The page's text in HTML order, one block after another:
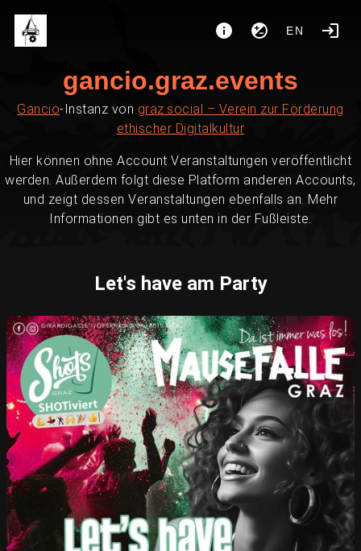
EN
gancio.graz.events
Gancio-Instanz von graz.social – Verein zur Förderung
ethischer Digitalkultur
Hier können ohne Account Veranstaltungen veröffentlicht
werden. Außerdem folgt diese Platform anderen Accounts,
und zeigt dessen Veranstaltungen ebenfalls an. Mehr
Informationen gibt es unten in der Fußleiste.
Let's have am Party